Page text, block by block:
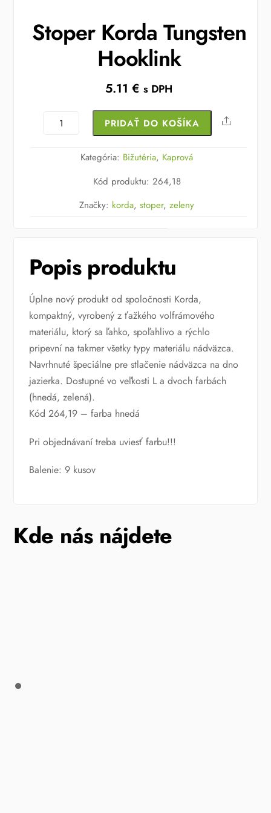
Stoper Korda Tungsten
Hooklink
5.11€ s DPH
množstvo
PRIDAŤ DO KOŠÍKA Share
Kategória: Bižutéria, Kaprová
Kód produktu: 264,18
Značky: korda,stoper,zeleny
Popis produktu
Úplne nový produkt od spoločnosti Korda,
kompaktný, vyrobený z ťažkého volfrámového
materiálu, ktorý sa ľahko, spoľahlivo a rýchlo
pripevní na takmer všetky typy materiálu nádväzca.
Navrhnuté špeciálne pre stlačenie nádväzca na dno
jazierka. Dostupné vo veľkosti L a dvoch farbách
(hnedá, zelená).
Kód 264,19 – farba hnedá
Pri objednávaní treba uviesť farbu!!!
Balenie: 9 kusov
Kde nás nájdete